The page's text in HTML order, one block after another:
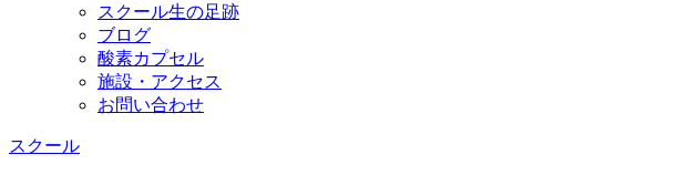
スクール生の足跡
ブログ
酸素カプセル
施設・アクセス
お問い合わせ
スクール